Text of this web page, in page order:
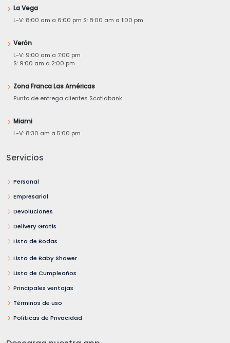
La Vega
L-V: 8:00 am a 6:00 pm S: 8:00 am a 1:00 pm
Verón
L-V: 9:00 am a 7:00 pm
S: 9:00 am a 2:00 pm
Zona Franca Las Américas
Punto de entrega clientes Scotiabank
Miami
L-V: 8:30 am a 5:00 pm
Servicios
Personal
Empresarial
Devoluciones
Delivery Gratis
Lista de Bodas
Lista de Baby Shower
Lista de Cumpleaños
Principales ventajas
Términos de uso
Políticas de Privacidad